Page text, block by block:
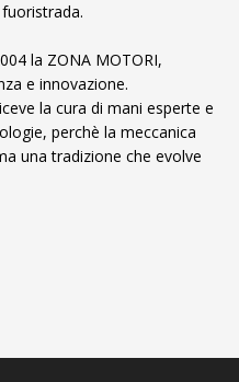
la ZONA MOTORI,
e innovazione.
la cura di mani esperte e
perchè la meccanica
una tradizione che evolve